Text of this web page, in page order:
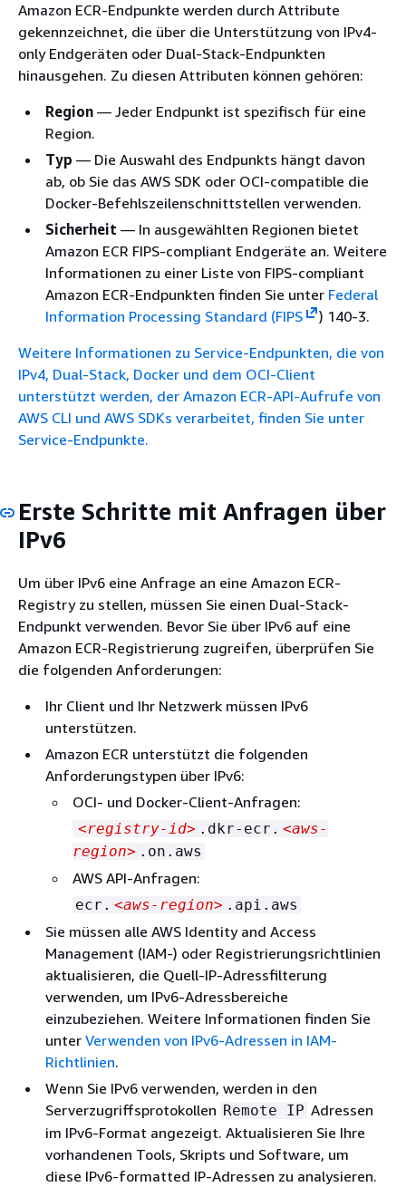
Amazon ECR-Endpunkte werden durch Attribute
gekennzeichnet, die über die Unterstützung von IPv4-
only Endgeräten oder Dual-Stack-Endpunkten
hinausgehen. Zu diesen Attributen können gehören:
Region — Jeder Endpunkt ist spezifisch für eine
Region.
Typ — Die Auswahl des Endpunkts hängt davon
ab, ob Sie das AWS SDK oder OCI-compatible die
Docker-Befehlszeilenschnittstellen verwenden.
Sicherheit — In ausgewählten Regionen bietet
Amazon ECR FIPS-compliant Endgeräte an. Weitere
Informationen zu einer Liste von FIPS-compliant
Amazon ECR-Endpunkten finden Sie unter Federal
Information Processing Standard (FIPS
) 140-3.
Weitere Informationen zu Service-Endpunkten, die von
IPv4, Dual-Stack, Docker und dem OCI-Client
unterstützt werden, der Amazon ECR-API-Aufrufe von
AWS CLI und AWS SDKs verarbeitet, finden Sie unter
Service-Endpunkte.
Erste Schritte mit Anfragen über
IPv6
Um über IPv6 eine Anfrage an eine Amazon ECR-
Registry zu stellen, müssen Sie einen Dual-Stack-
Endpunkt verwenden. Bevor Sie über IPv6 auf eine
Amazon ECR-Registrierung zugreifen, überprüfen Sie
die folgenden Anforderungen:
Ihr Client und Ihr Netzwerk müssen IPv6
unterstützen.
Amazon ECR unterstützt die folgenden
Anforderungstypen über IPv6:
OCI- und Docker-Client-Anfragen:
<registry-id> .dkr-ecr. <aws-
region> .on.aws
AWS API-Anfragen:
ecr. <aws-region> .api.aws
Sie müssen alle AWS Identity and Access
Management (IAM-) oder Registrierungsrichtlinien
aktualisieren, die Quell-IP-Adressfilterung
verwenden, um IPv6-Adressbereiche
einzubeziehen. Weitere Informationen finden Sie
unter Verwenden von IPv6-Adressen in IAM-
Richtlinien.
Wenn Sie IPv6 verwenden, werden in den
Serverzugriffsprotokollen Remote IP Adressen
im IPv6-Format angezeigt. Aktualisieren Sie Ihre
vorhandenen Tools, Skripts und Software, um
diese IPv6-formatted IP-Adressen zu analysieren.